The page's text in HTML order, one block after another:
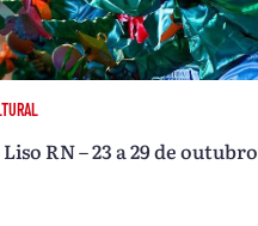
RN – 23 a 29 de outubro